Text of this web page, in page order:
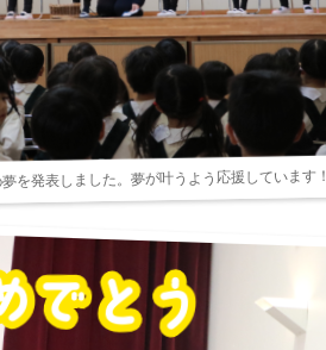
を発表しました。夢が叶うよう応援しています！